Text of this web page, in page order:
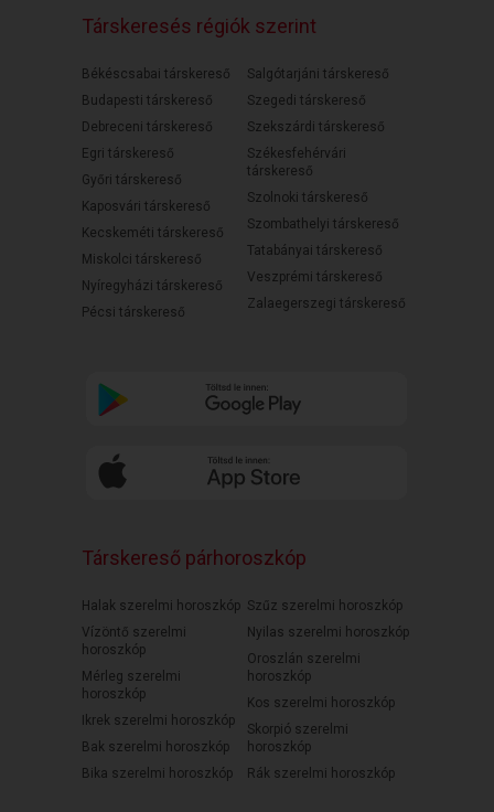
Társkeresés régiók szerint
Békéscsabai társkereső
Budapesti társkereső
Debreceni társkereső
Egri társkereső
Győri társkereső
Kaposvári társkereső
Kecskeméti társkereső
Miskolci társkereső
Nyíregyházi társkereső
Pécsi társkereső
Salgótarjáni társkereső
Szegedi társkereső
Szekszárdi társkereső
Székesfehérvári
társkereső
Szolnoki társkereső
Szombathelyi társkereső
Tatabányai társkereső
Veszprémi társkereső
Zalaegerszegi társkereső
Társkereső párhoroszkóp
Halak szerelmi horoszkóp
Vízöntő szerelmi
horoszkóp
Mérleg szerelmi
horoszkóp
Ikrek szerelmi horoszkóp
Bak szerelmi horoszkóp
Bika szerelmi horoszkóp
Szűz szerelmi horoszkóp
Nyilas szerelmi horoszkóp
Oroszlán szerelmi
horoszkóp
Kos szerelmi horoszkóp
Skorpió szerelmi
horoszkóp
Rák szerelmi horoszkóp